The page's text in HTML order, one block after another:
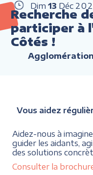
Dim 13 Déc
Recherche
participer à
Côtés !
Vous aidez
Aidez-nous à
guider les aidants,
des solutions
Consulter la